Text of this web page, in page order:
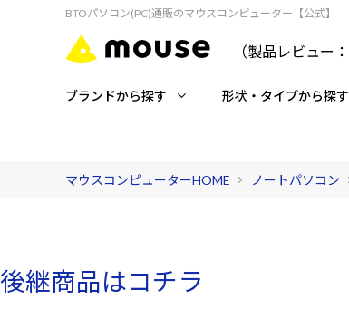
BTOパソコン(PC)通販のマウスコンピューター【公式】
（製品レビュー：
ブランドから探す 形状・タイプから探す
マウスコンピューターHOME ノートパソコン
後継商品はコチラ